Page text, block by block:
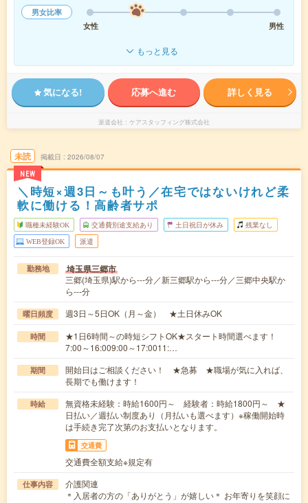
男女比率
女性
男性
もっと見る
気になる! 応募へ進む 詳しく見る
派遣会社 ケアスタッフィング株式会社
未読
NEW
掲載日 2026/08/07
＼時短×週3日～も叶う／在宅ではないけれど柔
軟に働ける！高齢者サポ
職種未経験OK 交通費別途支給あり 土日祝日が休み 残業なし
WEB登録OK 派遣
勤務地 埼玉県三郷市
三郷(埼玉県)駅から---分／新三郷駅から---分／三郷中央駅か
ら---分
曜日頻度 週3日～5日OK（月～金） ★土日休みOK
時間
★1日6時間～の時短シフトOK★スタート時間選べます！
7:00～16:009:00～17:0011:…
期間
開始日はご相談ください！ ★急募 ★職場が気に入れば、
長期でも働けます！
時給
無資格未経験：時給1600円～ 経験者：時給1800円～ ★
日払い／週払い制度あり（月払いも選べます）※稼働開始時
は手続き完了次第のお支払いとなります。
交通費
交通費全額支給※規定有
仕事内容
介護関連
＊入居者の方の「ありがとう」が嬉しい＊ お年寄りを笑顔に